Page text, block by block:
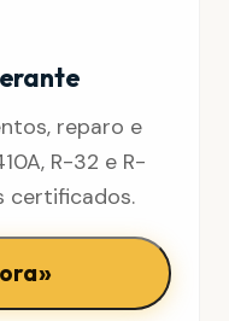
reparo e
R-32 e R-
certificados.
»